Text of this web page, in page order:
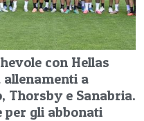
con Hellas
a
Thorsby e Sanabria.
per gli abbonati